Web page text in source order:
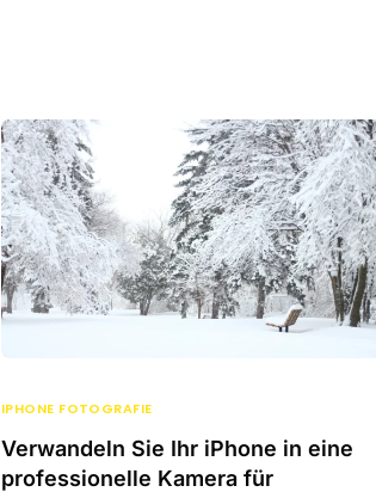
IPHONE FOTOGRAFIE
Verwandeln Sie Ihr iPhone in eine
professionelle Kamera für